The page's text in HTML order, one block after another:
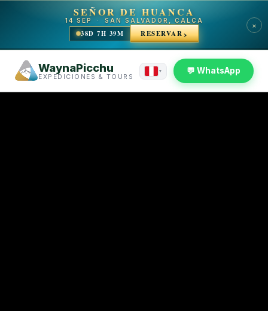
SEÑOR DE HUANCA
14 SEP · SAN SALVADOR, CALCA
38D 7H 39M RESERVAR
×
WaynaPicchu
EXPEDICIONES & TOURS
▾ 💬 WhatsApp